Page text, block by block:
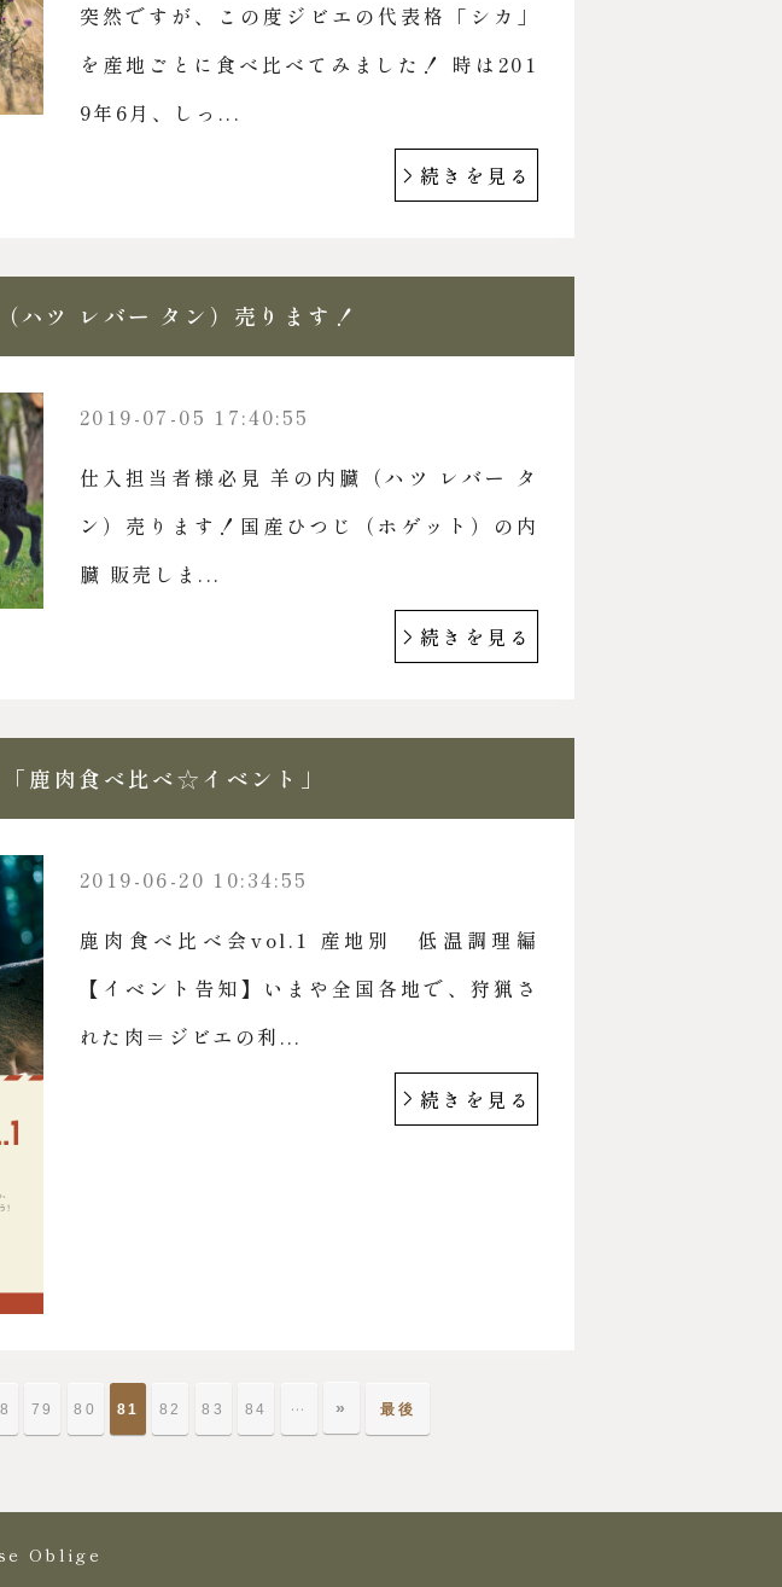
突然ですが、この度ジビエの代表格「シカ」
を産地ごとに食べ比べてみました！ 時は201
9年6月、しっ...
続きを見る
ハツ レバー タン）売ります！
2019-07-05 17:40:55
仕入担当者様必見 羊の内臓（ハツ レバー タ
ン）売ります！国産ひつじ（ホゲット）の内
臓 販売しま...
続きを見る
鹿肉食べ比べ☆イベント」
2019-06-20 10:34:55
鹿肉食べ比べ会vol.1 産地別 低温調理編
【イベント告知】いまや全国各地で、狩猟さ
れた肉＝ジビエの利...
続きを見る
79 80 81 82 83 84 … » 最後
Oblige